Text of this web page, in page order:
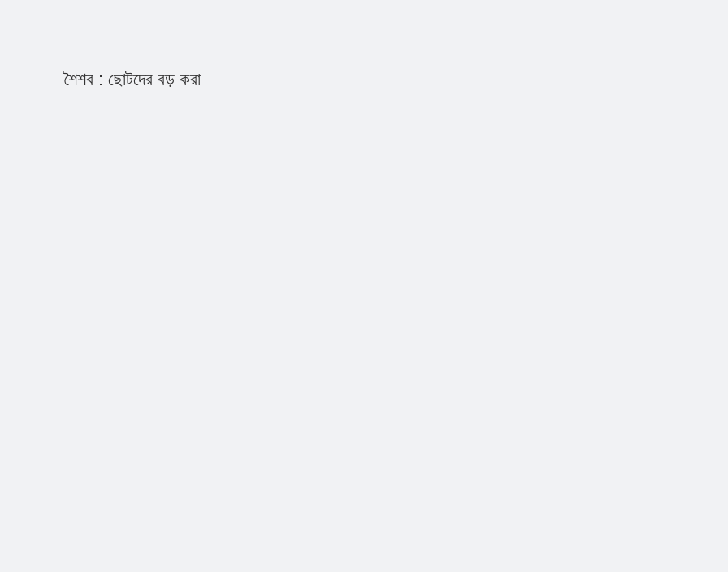
শৈশব : ছোটদের বড় করা